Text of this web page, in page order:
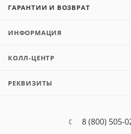
ГАРАНТИИ И ВОЗВРАТ
ИНФОРМАЦИЯ
КОЛЛ-ЦЕНТР
РЕКВИЗИТЫ
8 (800) 505-